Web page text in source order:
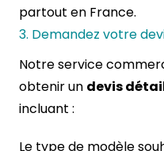
partout en France.
3. Demandez votre
Notre service
obtenir un devis
incluant :
Le type de modèle